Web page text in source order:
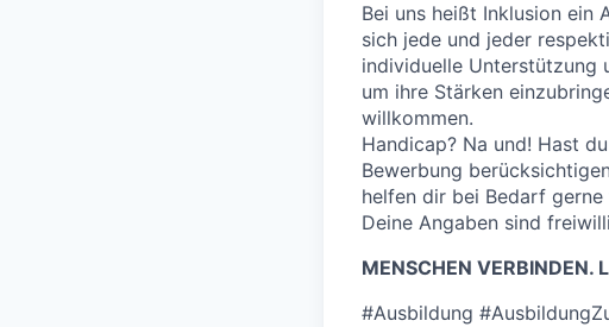
Bei uns heißt Inklusion ein
sich jede und jeder
individuelle Unterstützung
um ihre Stärken
willkommen.
Handicap? Na und! Hast
Bewerbung
helfen dir bei Bedarf
Deine Angaben sind
MENSCHEN VERBINDEN.
#Ausbildung